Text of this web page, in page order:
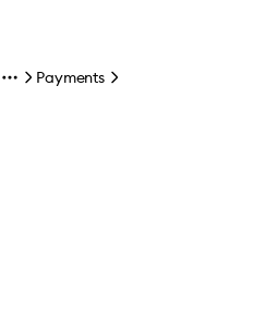
Payments